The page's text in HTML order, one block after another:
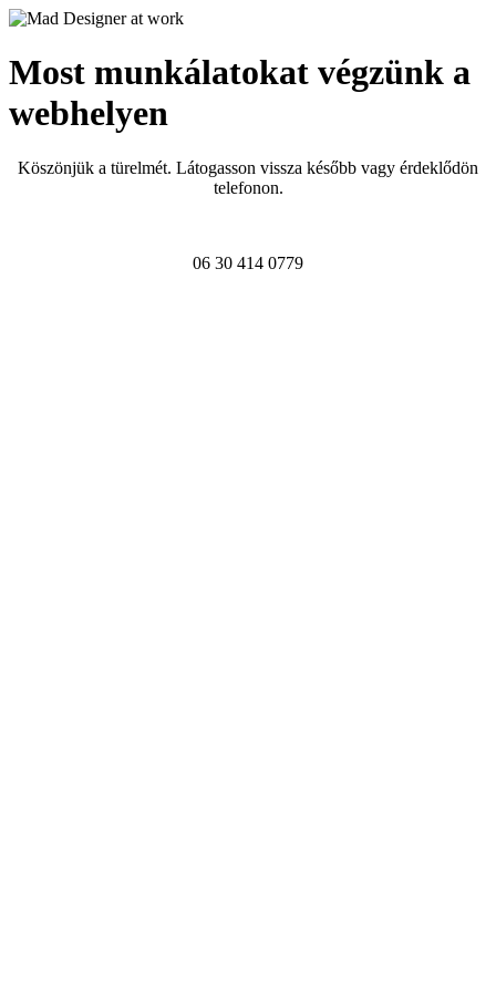
Most munkálatokat végzünk a
webhelyen
Köszönjük a türelmét. Látogasson vissza később vagy érdeklődön
telefonon.
06 30 414 0779